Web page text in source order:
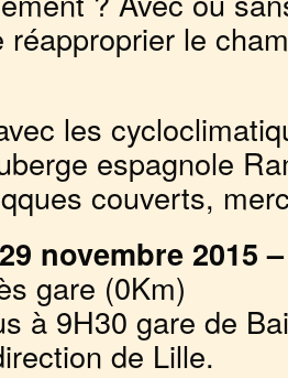
réapproprier le
les
espagnole
couverts,
novembre 2015
gare (0Km)
à 9H30 gare de
de Lille.